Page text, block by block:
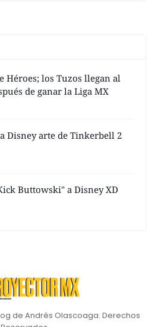
Héroes; los Tuzos llegan al
de ganar la Liga MX
Disney arte de Tinkerbell 2
Buttowski" a Disney XD
de Andrés Olascoaga. Derechos